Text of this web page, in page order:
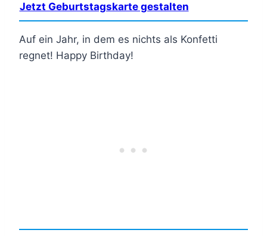
Jetzt Geburtstagskarte gestalten
Auf ein Jahr, in dem es nichts als Konfetti
regnet! Happy Birthday!